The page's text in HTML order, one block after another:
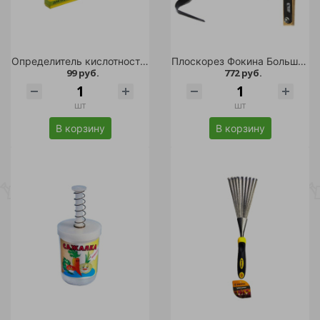
Определитель кислотности почвы АГРОХИМИК ВХ 5амп*1мл/48
99 руб.
шт
В корзину
Плоскорез Фокина Большой М /50
772 руб.
шт
В корзину